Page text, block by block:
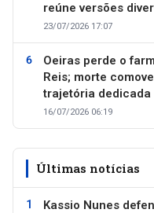
reúne versões
23/07/2026 17:07
Oeiras perde o
Reis; morte
trajetória dedicada
16/07/2026 06:19
Últimas notícias
Kassio Nunes